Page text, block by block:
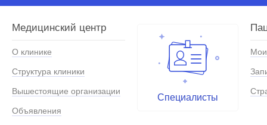
Медицинский центр
О клинике
Структура клиники
Вышестоящие организации
Объявления
Специалисты